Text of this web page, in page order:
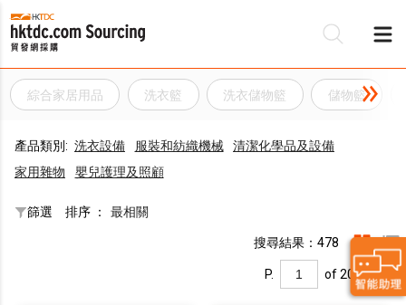
綜合家居用品 洗衣籃 洗衣儲物籃 儲物籃
產品類別: 洗衣設備 服裝和紡織機械
清潔化學品及設備
家用雜物
嬰兒護理及照顧
篩選 排序 ： 最相關
搜尋結果：478
P. of 20